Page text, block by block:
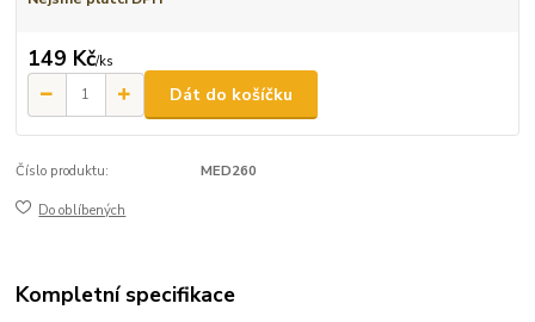
149 Kč/ks
Dát do košíčku
Číslo produktu: MED260
Do oblíbených
Kompletní specifikace